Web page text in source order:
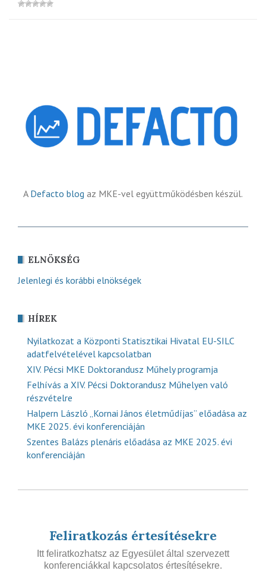
A Defacto blog az MKE-vel együttműködésben készül.
ELNÖKSÉG
Jelenlegi és korábbi elnökségek
HÍREK
Nyilatkozat a Központi Statisztikai Hivatal EU-SILC
adatfelvételével kapcsolatban
XIV. Pécsi MKE Doktorandusz Műhely programja
Felhívás a XIV. Pécsi Doktorandusz Műhelyen való
részvételre
Halpern László „Kornai János életműdíjas” előadása az
MKE 2025. évi konferenciáján
Szentes Balázs plenáris előadása az MKE 2025. évi
konferenciáján
Feliratkozás értesítésekre
Itt feliratkozhatsz az Egyesület által szervezett
konferenciákkal kapcsolatos értesítésekre.